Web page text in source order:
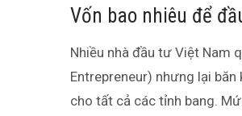
Vốn bao nhiêu để
Nhiều nhà đầu tư Việt Nam
Entrepreneur) nhưng lại
cho tất cả các tỉnh bang.